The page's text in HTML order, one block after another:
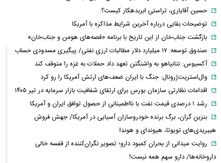
حسین آقایاری، تراستی ابربدهکار کیست؟
توضیحات بقایی درباره آخرین شرایط مذاکره با آمریکا
بازگشت جناب‌خان از این تاریخ با برنامه «قصه‌های هومن و جناب‌خان»
صندوق توسعه: ۱۷ میلیارد دلار مطالبات ارزی نفتی/ پیگیری مسدودی حساب
آکسیوس: نتانیاهو به واشنگتن تعهد داد حملات به غزه را متوقف کند
وال‌استریت‌ژرونال: جنگ با ایران ضعف‌های ارتش آمریکا را رو کرد
اقدامات نظارتی سازمان بورس برای ارتقای شفافیت بازار سرمایه در تیر ۱۴۰۵
رشد ۱ درصدی قیمت نفت با نااطمینانی از حصول توافق ایران و آمریکا
بنزینِ گران، برگ برنده خودروسازان آسیایی در آمریکا/ جهش فروش
هیبریدی‌های تویوتا، هیوندای و هوندا
روایت میدانی از بحران کمبود دارو؛ تصویر نگران‌کننده از قفسه خالی
داروخانه‌ها/ دارو سهم همه نیست!